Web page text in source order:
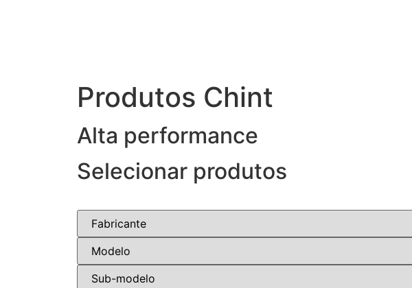
Produtos Chint
Alta performance
Selecionar produtos